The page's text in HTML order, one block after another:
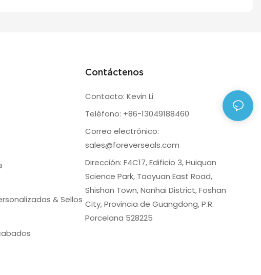
& Sellos
Contáctenos
Contacto: Kevin Li
Teléfono: +86-13049188460
Correo electrónico:
sales@foreverseals.com
Dirección: F4C17, Edificio 3, Huiquan
Science Park, Taoyuan East Road,
Shishan Town, Nanhai District, Foshan
City, Provincia de Guangdong, P.R.
Porcelana 528225